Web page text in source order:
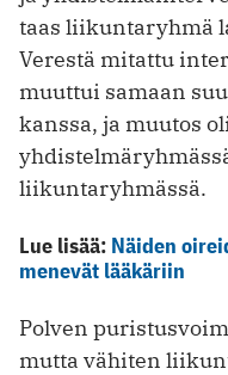
taas liikuntaryhmä
Verestä mitattu
muuttui samaan
kanssa, ja muutos
liikuntaryhmässä.
Lue lisää: Näiden
menevät lääkäriin
Polven
mutta vähiten